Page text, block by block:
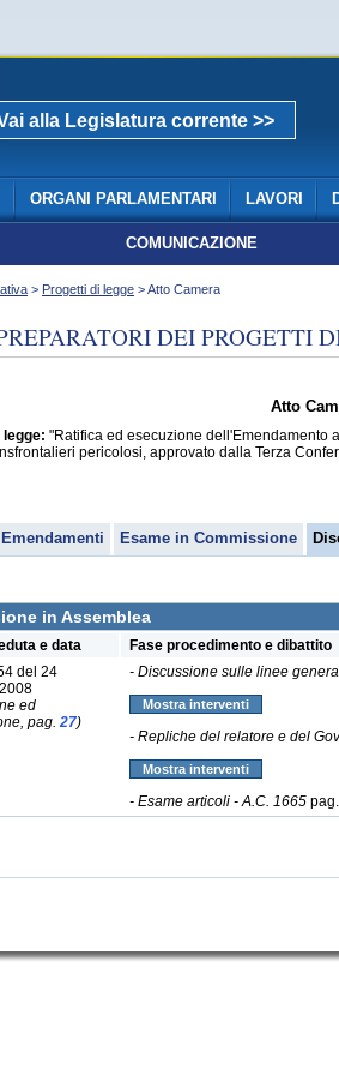
alla Legislatura corrente >>
ORGANI PARLAMENTARI LAVORI
COMUNICAZIONE
> Progetti di legge > Atto Camera
DEI PROGETTI
Atto
legge: "Ratifica ed esecuzione dell'Emendamento
pericolosi, approvato dalla Terza
Emendamenti Esame in Commissione
in Assemblea
e data
Fase procedimento e dibattito
del 24
ed
pag. 27)
- Discussione sulle linee
Mostra interventi
- Repliche del relatore e del
Mostra interventi
- Esame articoli - A.C. 1665 pag.